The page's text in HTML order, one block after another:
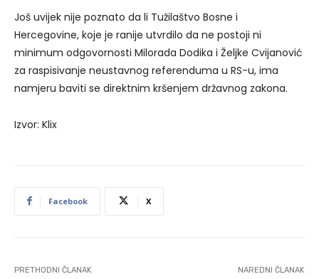
Još uvijek nije poznato da li Tužilaštvo Bosne i
Hercegovine, koje je ranije utvrdilo da ne postoji ni
minimum odgovornosti Milorada Dodika i Željke Cvijanović
za raspisivanje neustavnog referenduma u RS-u, ima
namjeru baviti se direktnim kršenjem državnog zakona.
Izvor: Klix
Facebook X
PRETHODNI ČLANAK NAREDNI ČLANAK